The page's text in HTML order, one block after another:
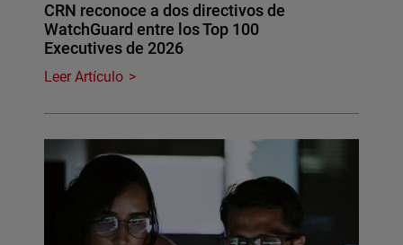
CRN reconoce a dos directivos de
WatchGuard entre los Top 100
Executives de 2026
Leer Artículo